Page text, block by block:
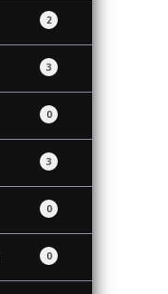
2
3
0
3
0
0